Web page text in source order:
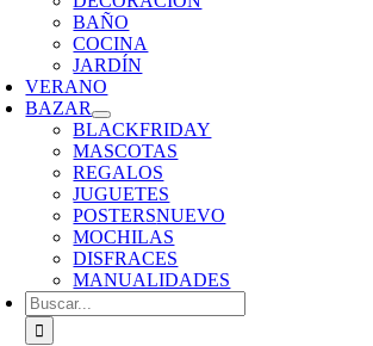
BAÑO
COCINA
JARDÍN
VERANO
BAZAR
BLACKFRIDAY
MASCOTAS
REGALOS
JUGUETES
POSTERSNUEVO
MOCHILAS
DISFRACES
MANUALIDADES
Buscar: